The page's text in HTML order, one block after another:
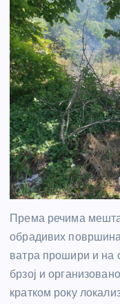
Према речима
обрадивих
ватра прошири и на
брзој и
кратком року